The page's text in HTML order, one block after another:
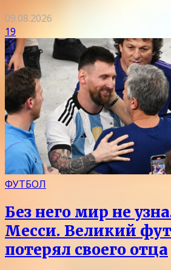
09.08.2026
19
ФУТБОЛ
Без него мир не
Месси. Великий
потерял своего отца